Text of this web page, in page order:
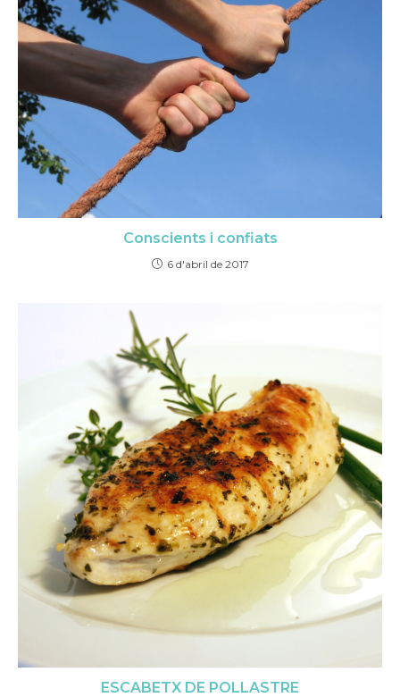
Conscients i confiats
6 d'abril de 2017
ESCABETX DE POLLASTRE